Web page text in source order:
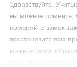
Здравствуйте.
вы можете помнить,
поменяйте замок
восстановите всю
можете сами,